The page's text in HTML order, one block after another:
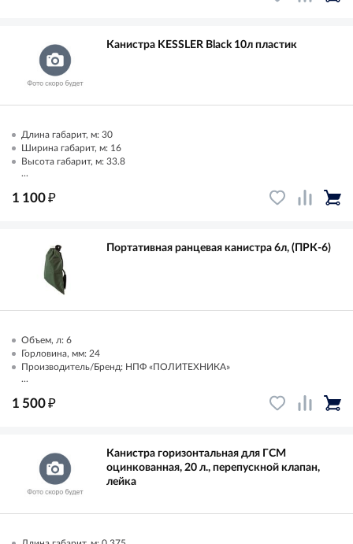
Канистра KESSLER Black 10л пластик
Длина габарит, м: 30
Ширина габарит, м: 16
Высота габарит, м: 33.8
...
1 100₽
Портативная ранцевая канистра 6л, (ПРК-6)
Объем, л: 6
Горловина, мм: 24
Производитель/Бренд: НПФ «ПОЛИТЕХНИКА»
...
1 500₽
Канистра горизонтальная для ГСМ
оцинкованная, 20 л., перепускной клапан,
лейка